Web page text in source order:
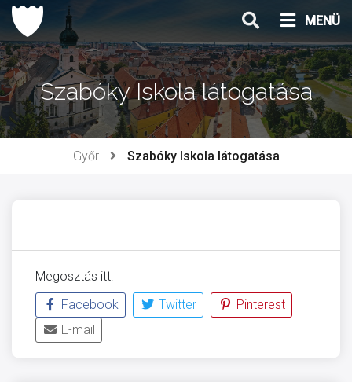
Ugrás
tartalomhoz
MENÜ
Szabóky Iskola látogatása
Győr Szabóky Iskola látogatása
Megosztás itt:
Facebook
Twitter
Pinterest
E-mail